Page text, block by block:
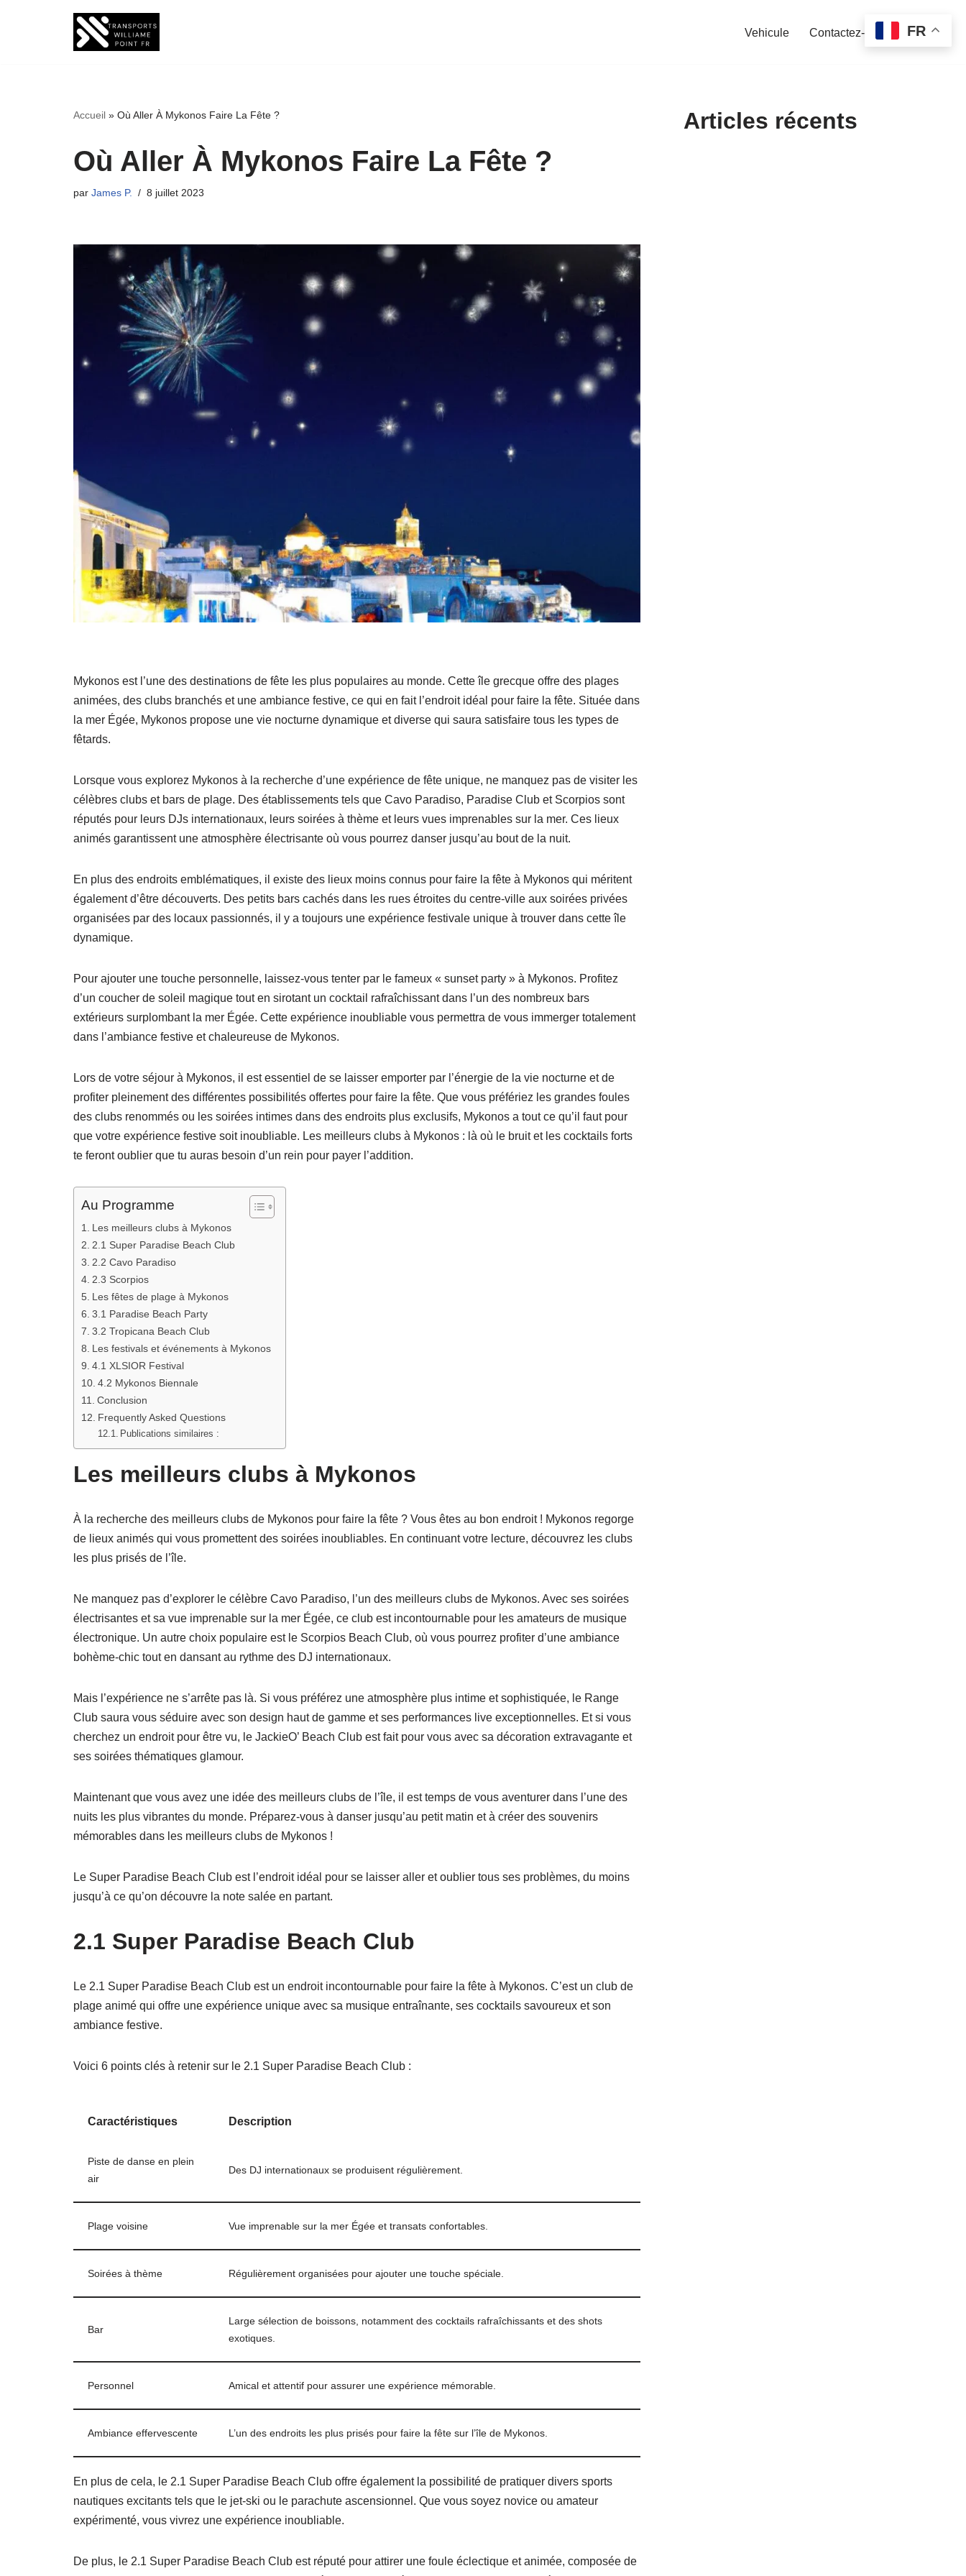
Vehicule Contactez-nous
Accueil » Où Aller À Mykonos Faire La Fête ?
Où Aller À Mykonos Faire La Fête ?
par James P. 8 juillet 2023
Mykonos est l’une des destinations de fête les plus populaires au monde. Cette île grecque offre des plages
animées, des clubs branchés et une ambiance festive, ce qui en fait l’endroit idéal pour faire la fête. Située dans
la mer Égée, Mykonos propose une vie nocturne dynamique et diverse qui saura satisfaire tous les types de
fêtards.
Lorsque vous explorez Mykonos à la recherche d’une expérience de fête unique, ne manquez pas de visiter les
célèbres clubs et bars de plage. Des établissements tels que Cavo Paradiso, Paradise Club et Scorpios sont
réputés pour leurs DJs internationaux, leurs soirées à thème et leurs vues imprenables sur la mer. Ces lieux
animés garantissent une atmosphère électrisante où vous pourrez danser jusqu’au bout de la nuit.
En plus des endroits emblématiques, il existe des lieux moins connus pour faire la fête à Mykonos qui méritent
également d’être découverts. Des petits bars cachés dans les rues étroites du centre-ville aux soirées privées
organisées par des locaux passionnés, il y a toujours une expérience festivale unique à trouver dans cette île
dynamique.
Pour ajouter une touche personnelle, laissez-vous tenter par le fameux « sunset party » à Mykonos. Profitez
d’un coucher de soleil magique tout en sirotant un cocktail rafraîchissant dans l’un des nombreux bars
extérieurs surplombant la mer Égée. Cette expérience inoubliable vous permettra de vous immerger totalement
dans l’ambiance festive et chaleureuse de Mykonos.
Lors de votre séjour à Mykonos, il est essentiel de se laisser emporter par l’énergie de la vie nocturne et de
profiter pleinement des différentes possibilités offertes pour faire la fête. Que vous préfériez les grandes foules
des clubs renommés ou les soirées intimes dans des endroits plus exclusifs, Mykonos a tout ce qu’il faut pour
que votre expérience festive soit inoubliable. Les meilleurs clubs à Mykonos : là où le bruit et les cocktails forts
te feront oublier que tu auras besoin d’un rein pour payer l’addition.
Au Programme
Les meilleurs clubs à Mykonos
2.1 Super Paradise Beach Club
2.2 Cavo Paradiso
2.3 Scorpios
Les fêtes de plage à Mykonos
3.1 Paradise Beach Party
3.2 Tropicana Beach Club
Les festivals et événements à Mykonos
4.1 XLSIOR Festival
4.2 Mykonos Biennale
Conclusion
Frequently Asked Questions
Publications similaires :
Les meilleurs clubs à Mykonos
À la recherche des meilleurs clubs de Mykonos pour faire la fête ? Vous êtes au bon endroit ! Mykonos regorge
de lieux animés qui vous promettent des soirées inoubliables. En continuant votre lecture, découvrez les clubs
les plus prisés de l’île.
Ne manquez pas d’explorer le célèbre Cavo Paradiso, l’un des meilleurs clubs de Mykonos. Avec ses soirées
électrisantes et sa vue imprenable sur la mer Égée, ce club est incontournable pour les amateurs de musique
électronique. Un autre choix populaire est le Scorpios Beach Club, où vous pourrez profiter d’une ambiance
bohème-chic tout en dansant au rythme des DJ internationaux.
Mais l’expérience ne s’arrête pas là. Si vous préférez une atmosphère plus intime et sophistiquée, le Range
Club saura vous séduire avec son design haut de gamme et ses performances live exceptionnelles. Et si vous
cherchez un endroit pour être vu, le JackieO’ Beach Club est fait pour vous avec sa décoration extravagante et
ses soirées thématiques glamour.
Maintenant que vous avez une idée des meilleurs clubs de l’île, il est temps de vous aventurer dans l’une des
nuits les plus vibrantes du monde. Préparez-vous à danser jusqu’au petit matin et à créer des souvenirs
mémorables dans les meilleurs clubs de Mykonos !
Le Super Paradise Beach Club est l’endroit idéal pour se laisser aller et oublier tous ses problèmes, du moins
jusqu’à ce qu’on découvre la note salée en partant.
2.1 Super Paradise Beach Club
Le 2.1 Super Paradise Beach Club est un endroit incontournable pour faire la fête à Mykonos. C’est un club de
plage animé qui offre une expérience unique avec sa musique entraînante, ses cocktails savoureux et son
ambiance festive.
Voici 6 points clés à retenir sur le 2.1 Super Paradise Beach Club :
Caractéristiques Description
Piste de danse en plein
air
Des DJ internationaux se produisent régulièrement.
Plage voisine Vue imprenable sur la mer Égée et transats confortables.
Soirées à thème Régulièrement organisées pour ajouter une touche spéciale.
Bar
Large sélection de boissons, notamment des cocktails rafraîchissants et des shots
exotiques.
Personnel Amical et attentif pour assurer une expérience mémorable.
Ambiance effervescente L’un des endroits les plus prisés pour faire la fête sur l’île de Mykonos.
En plus de cela, le 2.1 Super Paradise Beach Club offre également la possibilité de pratiquer divers sports
nautiques excitants tels que le jet-ski ou le parachute ascensionnel. Que vous soyez novice ou amateur
expérimenté, vous vivrez une expérience inoubliable.
De plus, le 2.1 Super Paradise Beach Club est réputé pour attirer une foule éclectique et animée, composée de
Articles récents
FR